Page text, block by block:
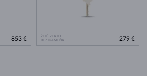
853 €
ŽLTÉ ZLATO
BEZ KAMEŇA
279 €